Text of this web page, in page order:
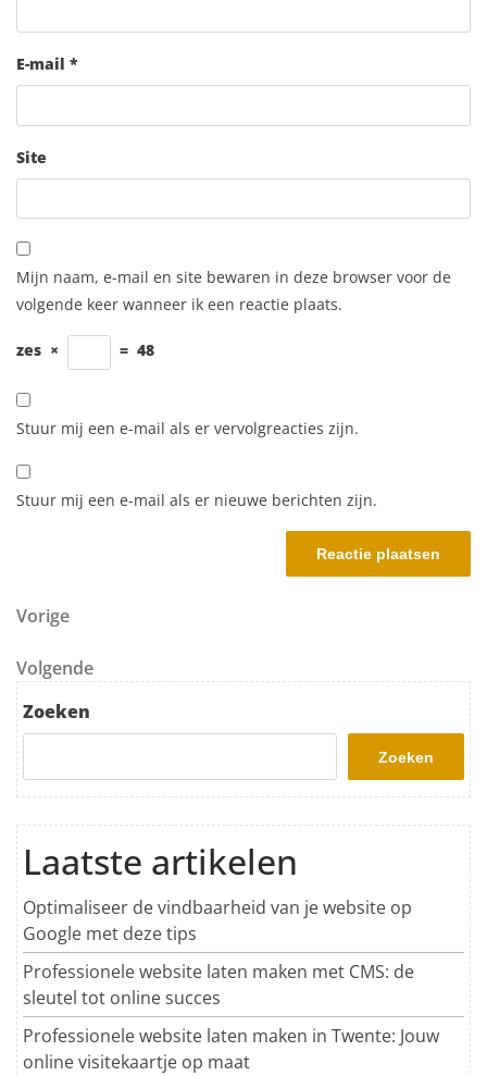
E-mail *
Site
Mijn naam, e-mail en site bewaren in deze browser voor de
volgende keer wanneer ik een reactie plaats.
zes × = 48
Stuur mij een e-mail als er vervolgreacties zijn.
Stuur mij een e-mail als er nieuwe berichten zijn.
Berichtnavigatie
Vorig bericht
Vorige
Volgend bericht
Volgende
Zoeken
Zoeken
Laatste artikelen
Optimaliseer de vindbaarheid van je website op
Google met deze tips
Professionele website laten maken met CMS: de
sleutel tot online succes
Professionele website laten maken in Twente: Jouw
online visitekaartje op maat